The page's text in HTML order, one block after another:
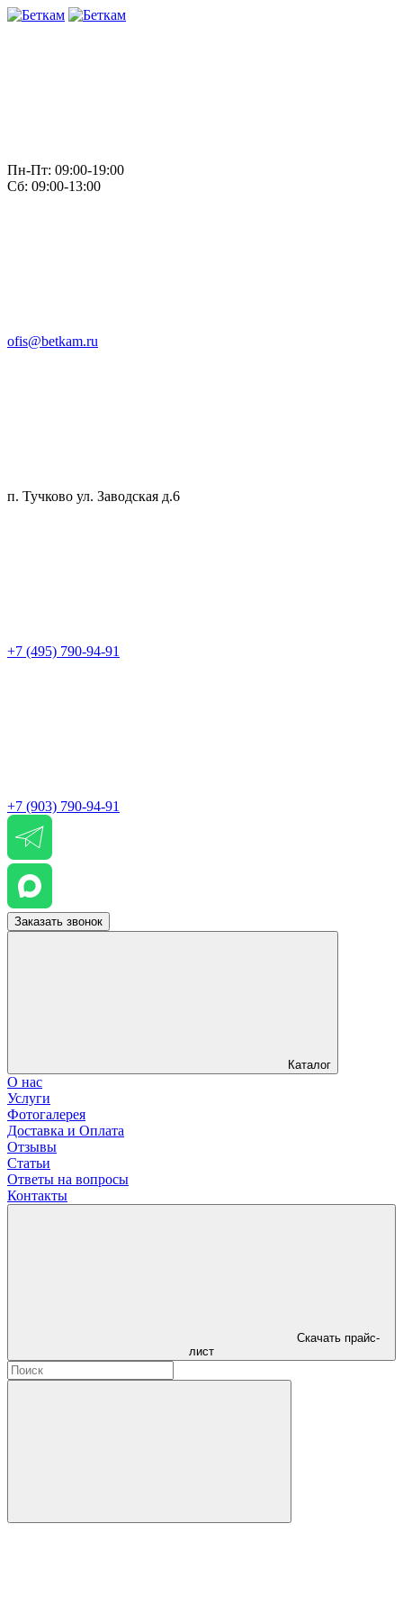
Пн-Пт: 09:00-19:00
Сб: 09:00-13:00
ofis@betkam.ru
п. Тучково ул. Заводская д.6
+7 (495) 790-94-91
+7 (903) 790-94-91
Заказать звонок
Каталог
О нас
Услуги
Фотогалерея
Доставка и Оплата
Отзывы
Статьи
Ответы на вопросы
Контакты
Скачать прайс-
лист